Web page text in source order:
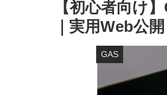
【初心者向け
｜実用Web公
GAS